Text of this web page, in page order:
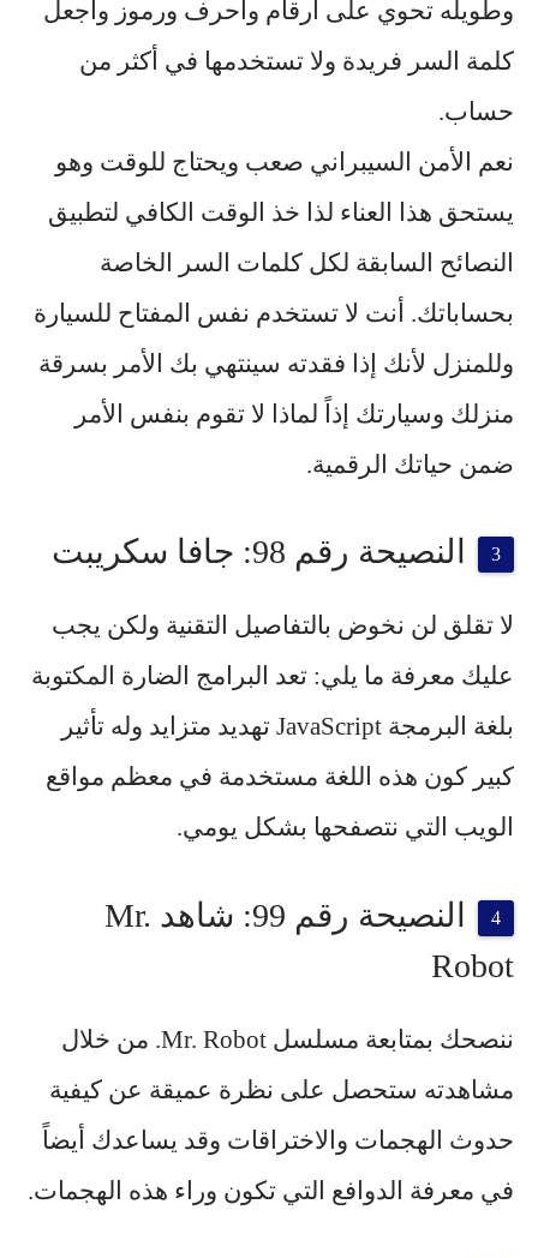
وطويله تحوي على أرقام وأحرف ورموز وأجعل
كلمة السر فريدة ولا تستخدمها في أكثر من
حساب.
نعم الأمن السيبراني صعب ويحتاج للوقت وهو
يستحق هذا العناء لذا خذ الوقت الكافي لتطبيق
النصائح السابقة لكل كلمات السر
الخاصة
بحساباتك. أنت لا تستخدم نفس المفتاح للسيارة
وللمنزل لأنك إذا فقدته سينتهي بك الأمر بسرقة
منزلك وسيارتك إذاً لماذا لا تقوم بنفس الأمر
ضمن حياتك الرقمية.
النصيحة رقم 98: جافا سكريبت
لا تقلق لن نخوض بالتفاصيل التقنية ولكن يجب
عليك معرفة ما يلي: تعد البرامج الضارة المكتوبة
بلغة البرمجة JavaScript تهديد متزايد وله تأثير
كبير كون هذه اللغة مستخدمة في معظم مواقع
الويب التي نتصفحها بشكل يومي.
النصيحة رقم 99: شاهد Mr.
Robot
ننصحك بمتابعة مسلسل Mr. Robot
. من خلال
مشاهدته ستحصل على نظرة عميقة عن كيفية
حدوث الهجمات والاختراقات وقد يساعدك أيضاً
في معرفة الدوافع التي تكون وراء هذه الهجمات.